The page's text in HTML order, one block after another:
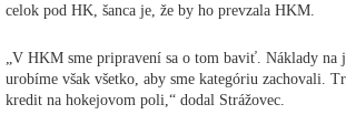
celok pod HK, šanca je, že by ho prevzala HKM.
„V HKM sme pripravení sa o tom baviť. Náklady na
urobíme však všetko, aby sme kategóriu zachovali.
kredit na hokejovom poli,“ dodal Strážovec.